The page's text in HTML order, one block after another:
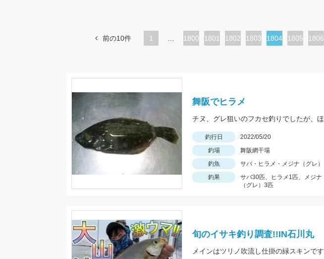
前の10件 1
ペ
1800
ペ
1801
ペ
1802
ペ
1803
カ
1804
ペ
1805
ペ
1806
舞阪でヒラメ
釣行日 2022/05/20
釣場
舞阪網干場
釣魚
サバ・ヒラメ・メジナ（グレ）
釣果
サバ30匹、ヒラメ1匹、メジナ
（グレ）3匹
旬のイサキ釣り調査!!IN石川丸